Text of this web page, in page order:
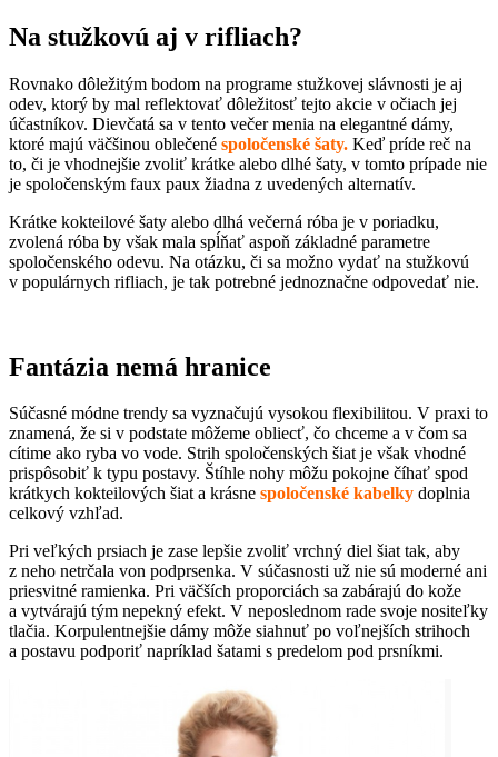
Na stužkovú aj v rifliach?
Rovnako dôležitým bodom na programe stužkovej slávnosti je aj
odev, ktorý by mal reflektovať dôležitosť tejto akcie v očiach jej
účastníkov. Dievčatá sa v tento večer menia na elegantné dámy,
ktoré majú väčšinou oblečené spoločenské šaty. Keď príde reč na
to, či je vhodnejšie zvoliť krátke alebo dlhé šaty, v tomto prípade nie
je spoločenským faux paux žiadna z uvedených alternatív.
Krátke kokteilové šaty alebo dlhá večerná róba je v poriadku,
zvolená róba by však mala spĺňať aspoň základné parametre
spoločenského odevu. Na otázku, či sa možno vydať na stužkovú
v populárnych rifliach, je tak potrebné jednoznačne odpovedať nie.
Fantázia nemá hranice
Súčasné módne trendy sa vyznačujú vysokou flexibilitou. V praxi to
znamená, že si v podstate môžeme obliecť, čo chceme a v čom sa
cítime ako ryba vo vode. Strih spoločenských šiat je však vhodné
prispôsobiť k typu postavy. Štíhle nohy môžu pokojne číhať spod
krátkych kokteilových šiat a krásne spoločenské kabelky doplnia
celkový vzhľad.
Pri veľkých prsiach je zase lepšie zvoliť vrchný diel šiat tak, aby
z neho netrčala von podprsenka. V súčasnosti už nie sú moderné ani
priesvitné ramienka. Pri väčších proporciách sa zabárajú do kože
a vytvárajú tým nepekný efekt. V neposlednom rade svoje nositeľky
tlačia. Korpulentnejšie dámy môže siahnuť po voľnejších strihoch
a postavu podporiť napríklad šatami s predelom pod prsníkmi.